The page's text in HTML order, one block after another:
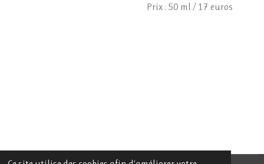
Prix : 50 ml / 17 euros